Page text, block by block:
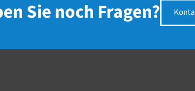
Sie noch Fragen?